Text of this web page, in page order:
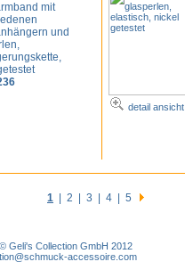
mit
und
detail ansicht
1 2 3 4 5
Geli's Collection GmbH 2012
accessoire.com